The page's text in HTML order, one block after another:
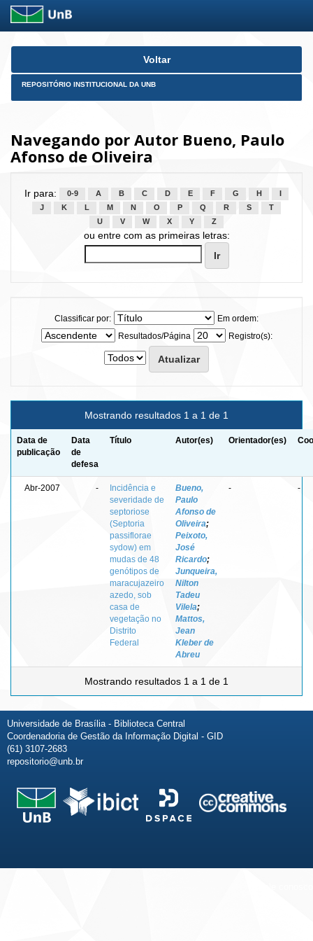
Skip
Voltar
REPOSITÓRIO INSTITUCIONAL DA UNB
Navegando por Autor Bueno, Paulo
Afonso de Oliveira
Ir para: 0-9 A B C D E F G H
J
K L M N O P Q R S
T
U
V W X Y Z
ou entre com as primeiras letras:
Classificar por:
Em ordem:
Resultados/Página
Registro(s):
Mostrando resultados 1 a 1 de 1
Data de
publicação
Data
de
defesa
Título Autor(es) Orientador(es)
Abr-2007 -
Incidência e
severidade de
septoriose
(Septoria
passiflorae
sydow) em
mudas de 48
genótipos de
maracujazeiro
azedo, sob
casa de
vegetação no
Distrito
Federal
Bueno,
Paulo
Afonso de
Oliveira;
Peixoto,
José
Ricardo;
Junqueira,
Nilton
Tadeu
Vilela;
Mattos,
Jean
Kleber de
Abreu
- -
Mostrando resultados 1 a 1 de 1
Universidade de Brasília - Biblioteca Central
Coordenadoria de Gestão da Informação Digital - GID
(61) 3107-2683
repositorio@unb.br